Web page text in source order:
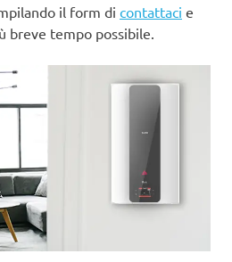
il form di contattaci e
breve tempo possibile.